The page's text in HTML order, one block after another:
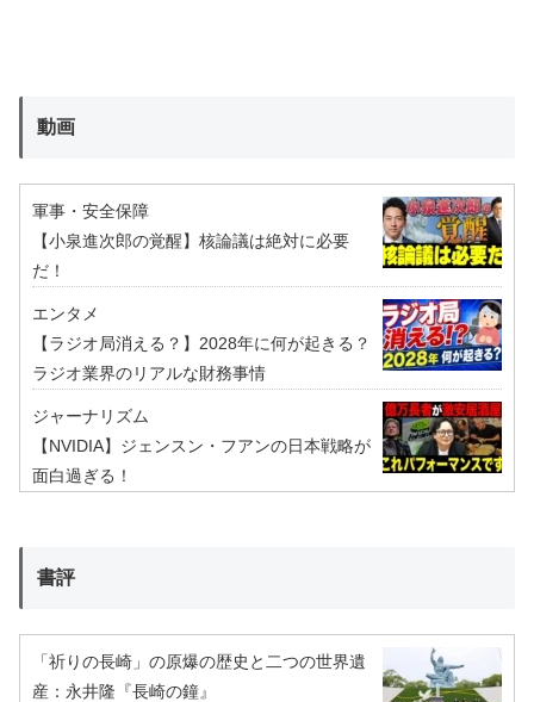
動画
軍事・安全保障
【小泉進次郎の覚醒】核論議は絶対に必要
だ！
エンタメ
【ラジオ局消える？】2028年に何が起きる？
ラジオ業界のリアルな財務事情
ジャーナリズム
【NVIDIA】ジェンスン・フアンの日本戦略が
面白過ぎる！
書評
「祈りの長崎」の原爆の歴史と二つの世界遺
産：永井隆『長崎の鐘』